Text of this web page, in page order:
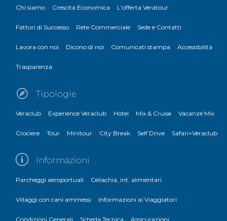
Chi siamo Crescita Economica L'offerta Veratour
Fattori di Successo Rete Commerciale Sede e Contatti
Lavora con noi Dicono di noi Comunicati stampa Accessibilità
Trasparenza
Tipologie
Veraclub Experience Veraclub Hotel Mix & Cruise Vacanze Mix
Crociere Tour Minitour City Break Self Drive Safari+Veraclub
Informazioni
Parcheggi aeroportuali Celiachia, int. alimentari
Villaggi con cani ammessi Informazioni ai Viaggiatori
Condizioni Generali Scheda Tecnica Assicurazioni